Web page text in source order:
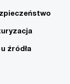
źródła